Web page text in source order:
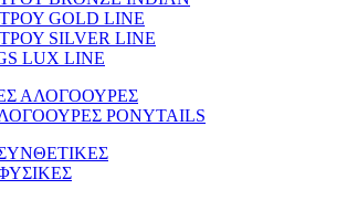
GOLD LINE
SILVER LINE
LUX LINE
ΑΛΟΓΟΟΥΡΕΣ
PONYTAILS